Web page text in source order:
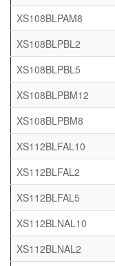
XS108BLPAM8
XS108BLPBL2
XS108BLPBL5
XS108BLPBM12
XS108BLPBM8
XS112BLFAL10
XS112BLFAL2
XS112BLFAL5
XS112BLNAL10
XS112BLNAL2